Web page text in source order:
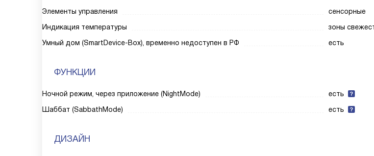
Элементы управления
сенсорные
Индикация температуры
зоны
Умный дом (SmartDevice-Box), временно недоступен в РФ
есть
ФУНКЦИИ
Ночной режим, через приложение (NightMode)
есть
Шаббат (SabbathMode)
есть
ДИЗАЙН